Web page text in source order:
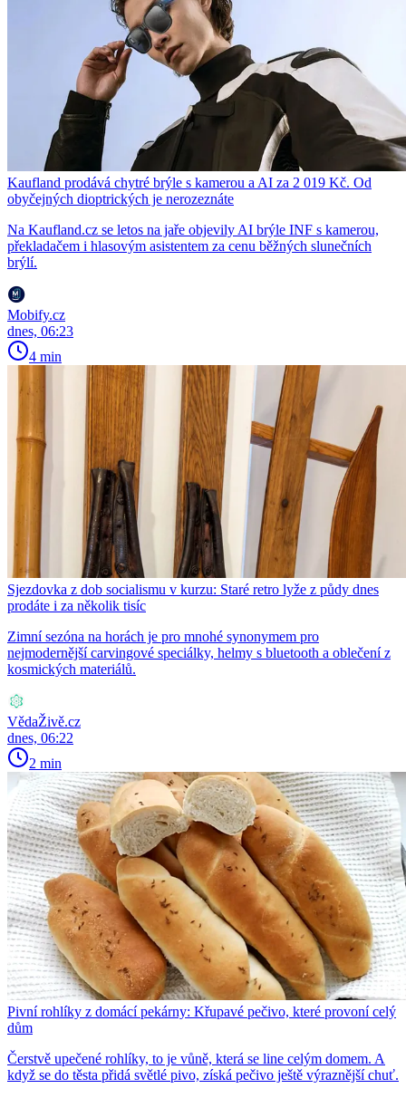
Kaufland prodává chytré brýle s kamerou a AI za 2 019 Kč. Od
obyčejných dioptrických je nerozeznáte
Na Kaufland.cz se letos na jaře objevily AI brýle INF s kamerou,
překladačem i hlasovým asistentem za cenu běžných slunečních
brýlí.
Mobify.cz
dnes, 06:23
4 min
Sjezdovka z dob socialismu v kurzu: Staré retro lyže z půdy dnes
prodáte i za několik tisíc
Zimní sezóna na horách je pro mnohé synonymem pro
nejmodernější carvingové speciálky, helmy s bluetooth a oblečení z
kosmických materiálů.
VědaŽivě.cz
dnes, 06:22
2 min
Pivní rohlíky z domácí pekárny: Křupavé pečivo, které provoní celý
dům
Čerstvě upečené rohlíky, to je vůně, která se line celým domem. A
když se do těsta přidá světlé pivo, získá pečivo ještě výraznější chuť.